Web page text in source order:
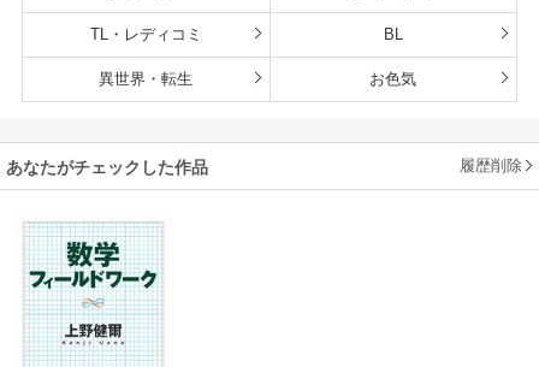
TL・レディコミ BL
異世界・転生 お色気
あなたがチェックした作品 履歴削除